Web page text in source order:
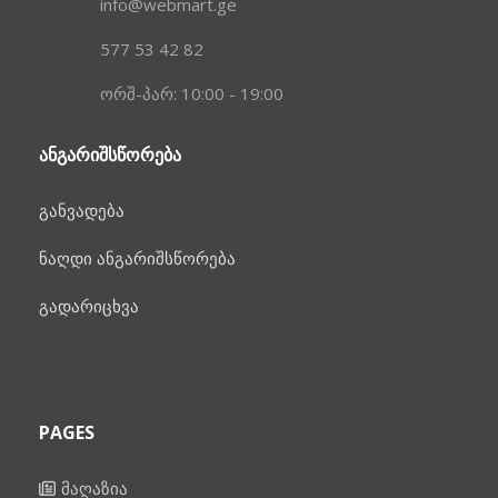
info@webmart.ge
577 53 42 82
ორშ-პარ: 10:00 - 19:00
ᲐᲜᲒᲐᲠᲘᲨᲡᲬᲝᲠᲔᲑᲐ
განვადება
ნაღდი ანგარიშსწორება
გადარიცხვა
PAGES
მაღაზია